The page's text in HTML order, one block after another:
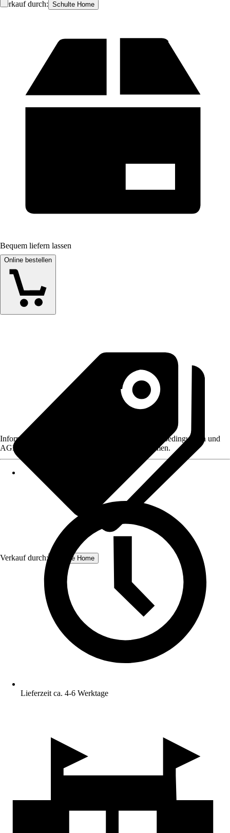
Verkauf durch: Schulte Home
Bequem liefern lassen
Online bestellen
Verkauf durch: Schulte Home
Informationen des Verkäufers, wie z. B. Rückgabebedingungen und
AGB, finden Sie bei Klick auf den Verkäufernamen.
Lieferzeit ca. 4-6 Werktage